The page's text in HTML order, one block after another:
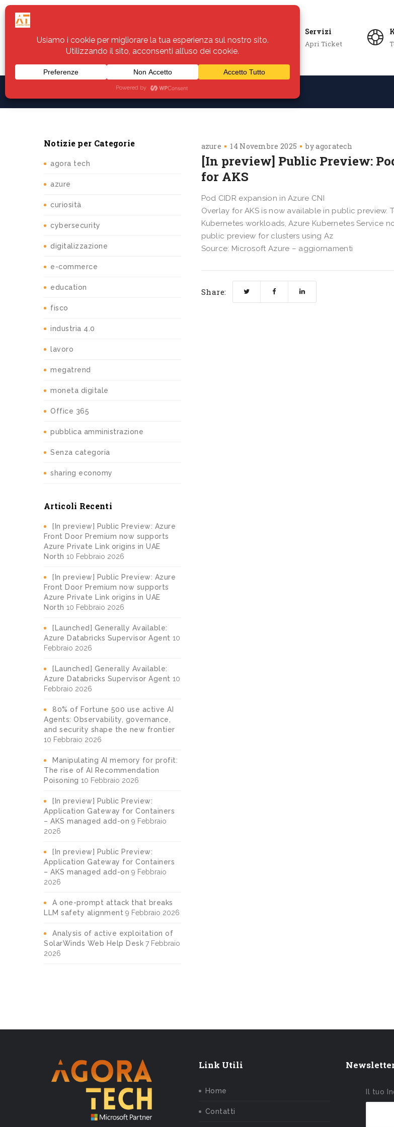
Servizi
Apri Ticket
Assistenza
Notizie per Categorie
agora tech
azure
curiosità
cybersecurity
digitalizzazione
e-commerce
education
fisco
industria 4.0
lavoro
megatrend
moneta digitale
Office 365
pubblica amministrazione
Senza categoria
sharing economy
Articoli Recenti
[In preview] Public Preview: Azure
Front Door Premium now supports
Azure Private Link origins in UAE
North 10 Febbraio 2026
[In preview] Public Preview: Azure
Front Door Premium now supports
Azure Private Link origins in UAE
North 10 Febbraio 2026
[Launched] Generally Available:
Azure Databricks Supervisor Agent 10
Febbraio 2026
[Launched] Generally Available:
Azure Databricks Supervisor Agent 10
Febbraio 2026
80% of Fortune 500 use active AI
Agents: Observability, governance,
and security shape the new frontier
10 Febbraio 2026
Manipulating AI memory for profit:
The rise of AI Recommendation
Poisoning 10 Febbraio 2026
[In preview] Public Preview:
Application Gateway for Containers
– AKS managed add-on 9 Febbraio
2026
[In preview] Public Preview:
Application Gateway for Containers
– AKS managed add-on 9 Febbraio
2026
A one-prompt attack that breaks
LLM safety alignment 9 Febbraio 2026
Analysis of active exploitation of
SolarWinds Web Help Desk 7 Febbraio
2026
azure 14 Novembre 2025 byagoratech
[In preview] Public Preview:
for AKS
Pod CIDR expansion in Azure CNI
Overlay for AKS is now available in public
Kubernetes workloads, Azure Kubernetes Service
public preview for clusters using Az
Source: Microsoft Azure – aggiornamenti
Share:
Link Utili
Home
Contatti
Il tuo